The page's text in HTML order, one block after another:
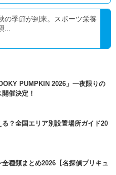
の季節が到来。スポーツ栄養
PUMPKIN 2026」一夜限りの
催決定！
？全国エリア別設置場所ガイド20
種類まとめ2026【名探偵プリキュ